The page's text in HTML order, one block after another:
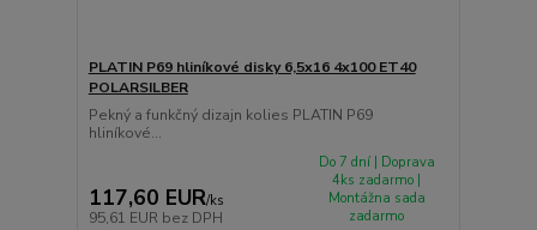
PLATIN P69 hliníkové disky 6,5x16 4x100 ET40
POLARSILBER
Pekný a funkčný dizajn kolies PLATIN P69
hliníkové...
117,60 EUR/ks
95,61 EUR bez DPH
Do 7 dní | Doprava
4ks zadarmo |
Montážna sada
zadarmo